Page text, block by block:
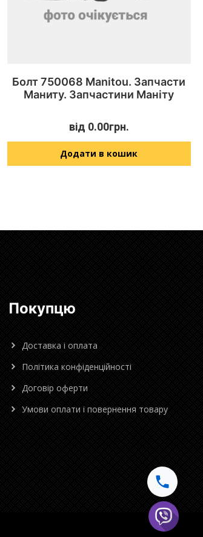
Болт 750068 Manitou. Запчасти
Маниту. Запчастини Маніту
від 0.00грн.
Додати в кошик
Покупцю
Доставка і оплата
Політика конфіденційності
Договір оферти
Умови оплати і повернення товару